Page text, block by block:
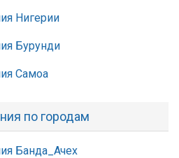
Нигерии
Бурунди
Самоа
по городам
Банда_Ачех